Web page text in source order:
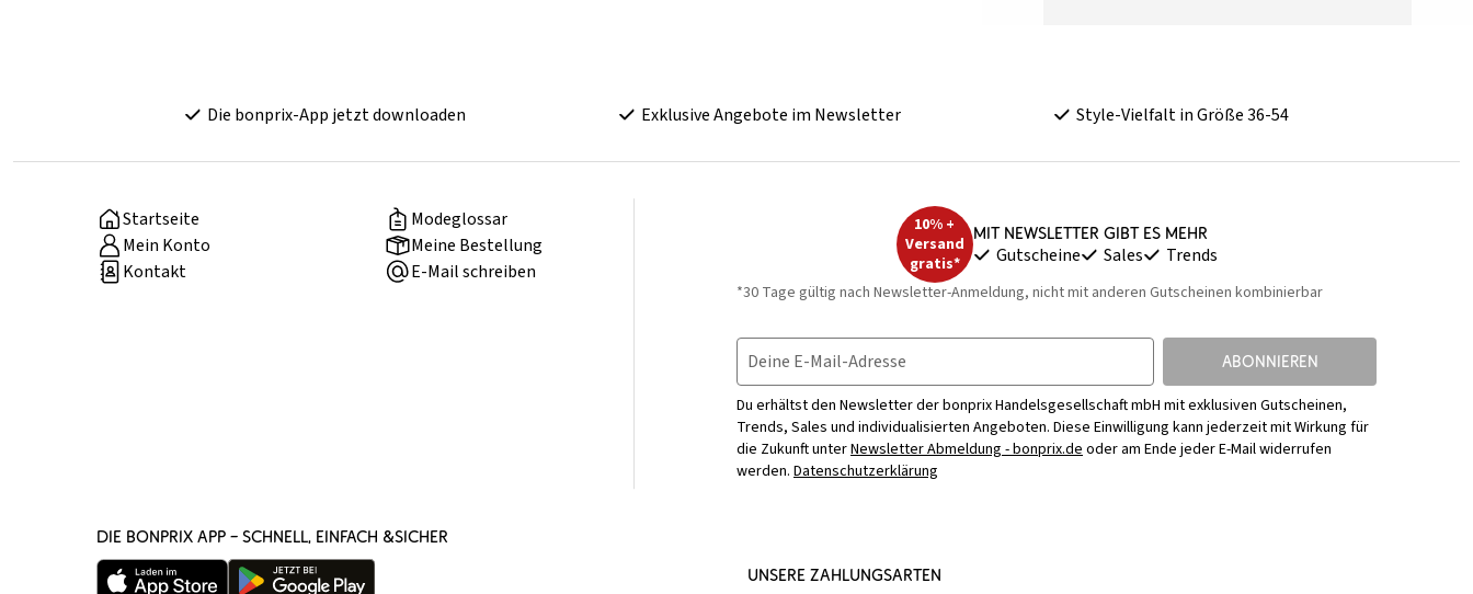
Die bonprix-App jetzt downloaden Exklusive Angebote im Newsletter Style-Vielfalt in Größe 36-54
Startseite
Modeglossar
Mein Konto
Meine Bestellung
Kontakt
E-Mail schreiben
10% +
Versand
gratis*
Mit Newsletter gibt es mehr
Gutscheine Sales Trends
*30 Tage gültig nach Newsletter-Anmeldung, nicht mit anderen Gutscheinen kombinierbar
Deine E-Mail-Adresse ABONNIEREN
Du erhältst den Newsletter der bonprix Handelsgesellschaft mbH mit exklusiven Gutscheinen,
Trends, Sales und individualisierten Angeboten. Diese Einwilligung kann jederzeit mit Wirkung für
die Zukunft unterNewsletter Abmeldung - bonprix.de oder am Ende jeder E-Mail widerrufen
werden. Datenschutzerklärung
DIE BONPRIX APP – SCHNELL, EINFACH &SICHER
UNSERE ZAHLUNGSARTEN